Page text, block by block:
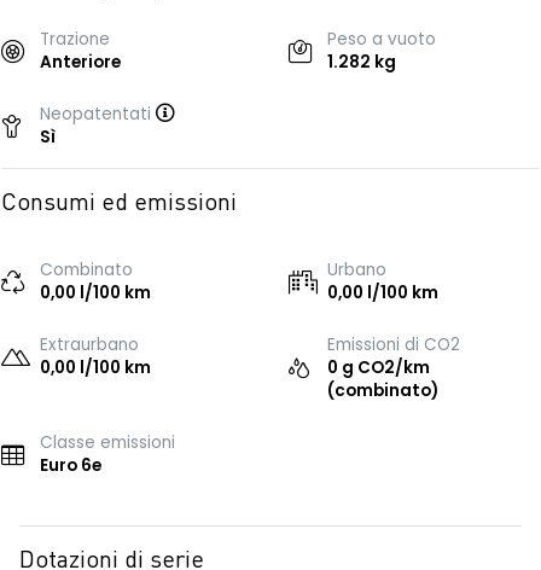
Trazione
Anteriore
Peso a vuoto
1.282 kg
Neopatentati
Sì
Consumi ed emissioni
Combinato
0,00 l/100 km
Urbano
0,00 l/100 km
Extraurbano
0,00 l/100 km
Emissioni di CO2
0 g CO2/km
(combinato)
Classe emissioni
Euro 6e
Dotazioni di serie